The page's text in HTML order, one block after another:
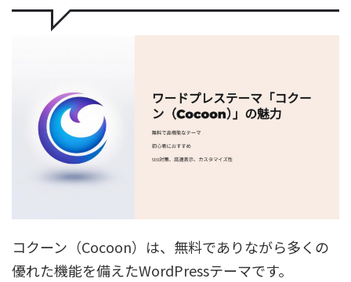
コクーン（Cocoon）は、無料でありながら多くの
優れた機能を備えたWordPressテーマです。